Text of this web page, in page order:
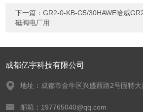
下一篇：GR2-0-KB-G5/30HAWE哈威
磁阀电厂用
成都亿宇科技有限公司
地址：成都市金牛区兴盛西路2号固特大
邮箱：197765040@qq.com